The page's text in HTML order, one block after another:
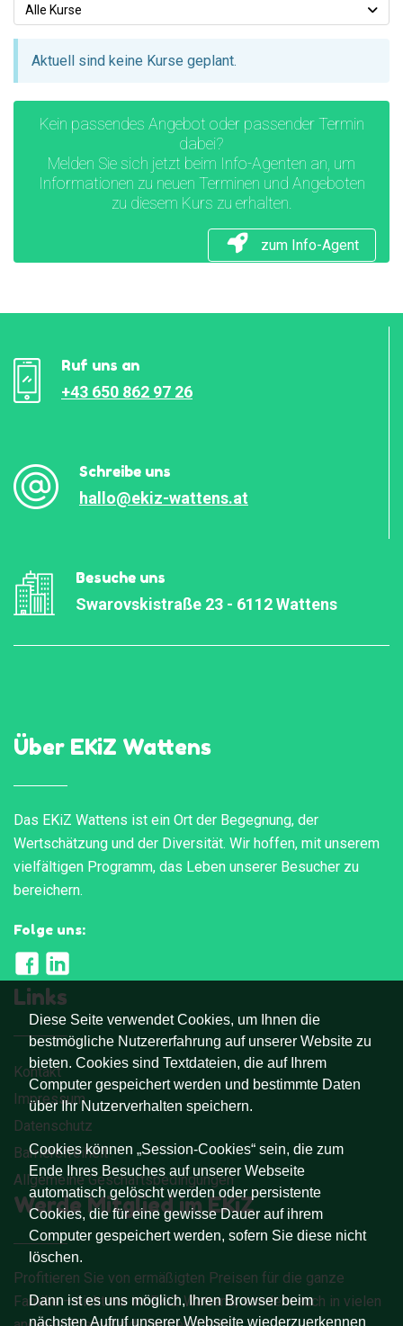
Diese Seite verwendet Cookies, um Ihnen die
bestmögliche Nutzererfahrung auf unserer Website zu
bieten. Cookies sind Textdateien, die auf Ihrem
Computer gespeichert werden und bestimmte Daten
über Ihr Nutzerverhalten speichern.
Cookies können „Session-Cookies“ sein, die zum
Ende Ihres Besuches auf unserer Webseite
automatisch gelöscht werden oder persistente
Cookies, die für eine gewisse Dauer auf ihrem
Computer gespeichert werden, sofern Sie diese nicht
löschen.
Dann ist es uns möglich, Ihren Browser beim
nächsten Aufruf unserer Webseite wiederzuerkennen
Alle Kurse
Aktuell sind keine Kurse geplant.
Kein passendes Angebot oder passender Termin
dabei?
Melden Sie sich jetzt beim Info-Agenten an, um
Informationen zu neuen Terminen und Angeboten
zu diesem Kurs zu erhalten.
zum Info-Agent
Ruf uns an
+43 650 862 97 26
Schreibe uns
hallo@ekiz-wattens.at
Besuche uns
Swarovskistraße 23 - 6112 Wattens
Über EKiZ Wattens
Das EKiZ Wattens ist ein Ort der Begegnung, der
Wertschätzung und der Diversität. Wir hoffen, mit unserem
vielfältigen Programm, das Leben unserer Besucher zu
bereichern.
Folge uns:
Links
Kontakt
Impressum
Datenschutz
Barrierefreiheit
Allgemeine Geschäftsbedingungen
Werde Mitglied im EKiZ
Profitieren Sie von ermäßigten Preisen für die ganze
Familie – nicht nur im EKiZ Wattens, sondern auch in vielen